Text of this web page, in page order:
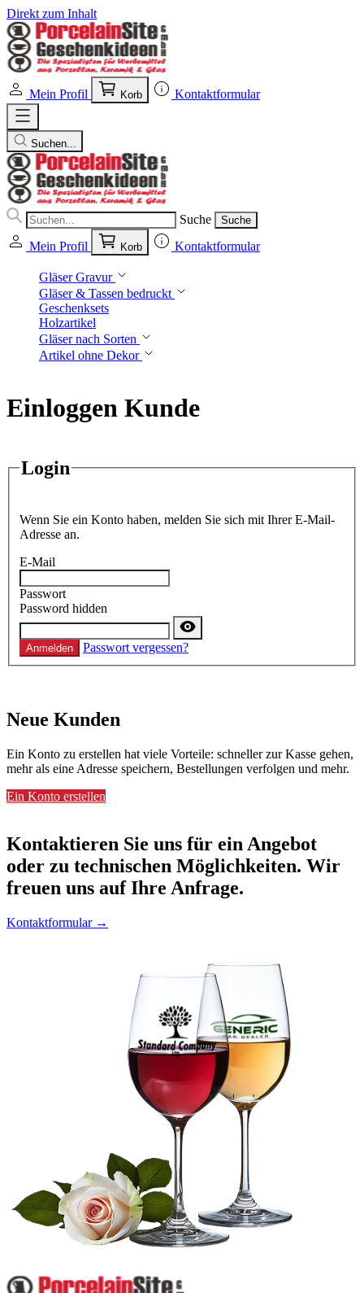
Direkt zum Inhalt
Mein Profil Korb Kontaktformular
Suchen...
Suche Suche
Mein Profil Korb Kontaktformular
Gläser Gravur
Gläser & Tassen bedruckt
Geschenksets
Holzartikel
Gläser nach Sorten
Artikel ohne Dekor
Einloggen Kunde
Login
Wenn Sie ein Konto haben, melden Sie sich mit Ihrer E-Mail-
Adresse an.
E-Mail
Passwort
Password hidden
Anmelden Passwort vergessen?
Neue Kunden
Ein Konto zu erstellen hat viele Vorteile: schneller zur Kasse gehen,
mehr als eine Adresse speichern, Bestellungen verfolgen und mehr.
Ein Konto erstellen
Kontaktieren Sie uns für ein Angebot
oder zu technischen Möglichkeiten. Wir
freuen uns auf Ihre Anfrage.
Kontaktformular →